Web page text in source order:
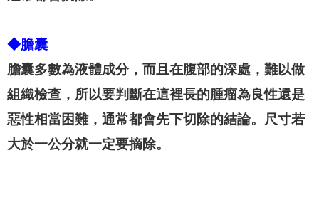
◆膽囊
膽囊多數為液體成分，而且在腹部的深處，難以做
組織檢查，所以要判斷在這裡長的腫瘤為良性還是
惡性相當困難，通常都會先下切除的結論。尺寸若
大於一公分就一定要摘除。